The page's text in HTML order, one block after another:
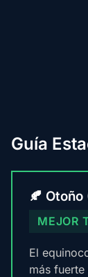
Guía
🍂
MEJOR
El
más